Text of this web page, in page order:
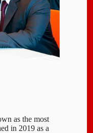
as the most
in 2019 as a